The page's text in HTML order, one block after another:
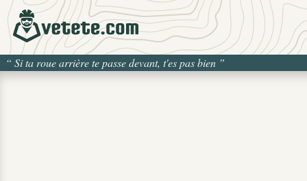
“ Si ta roue arrière te passe devant, t'es pas bien ”